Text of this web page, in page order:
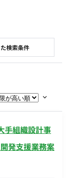
手組織設計事
発支援業務案
検索条件